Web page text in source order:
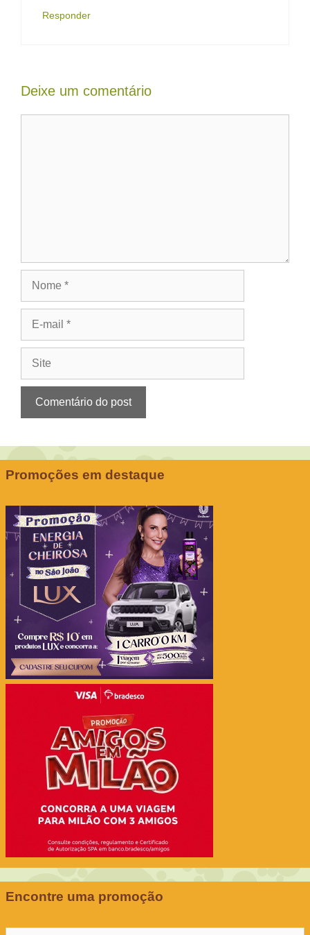
Responder
Deixe um comentário
Promoções em destaque
Encontre uma promoção